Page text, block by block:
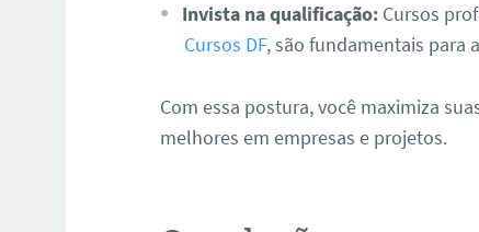
Invista na qualificação:Cursos
Cursos DF, são fundamentais para
Com essa postura, você maximiza
melhores em empresas e projetos.